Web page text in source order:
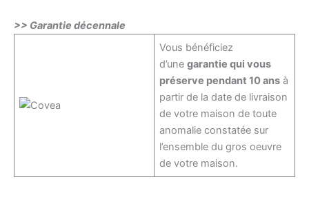
>> Garantie décennale
Vous bénéficiez
d’unegarantie qui vous
préserve pendant 10 ans à
partir de la date de livraison
de votre maison de toute
anomalie constatée sur
l’ensemble du gros oeuvre
de votre maison.